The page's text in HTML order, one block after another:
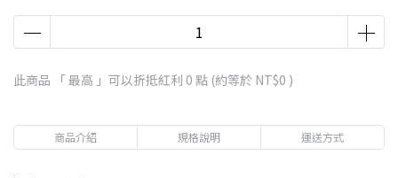
此商品 「 最高 」可以折抵紅利 0 點 (約等於 NT$0 )
商品介紹 規格說明 運送方式